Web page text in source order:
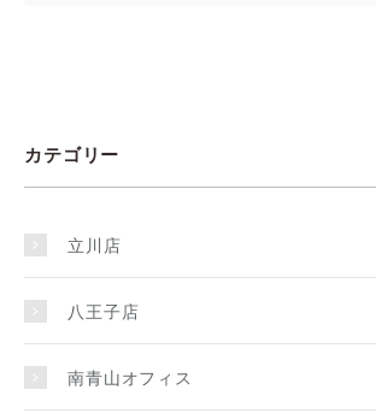
カテゴリー
立川店
八王子店
南青山オフィス